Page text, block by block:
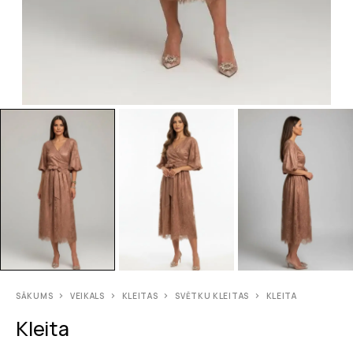
SĀKUMS VEIKALS KLEITAS SVĒTKU KLEITAS KLEITA
Kleita